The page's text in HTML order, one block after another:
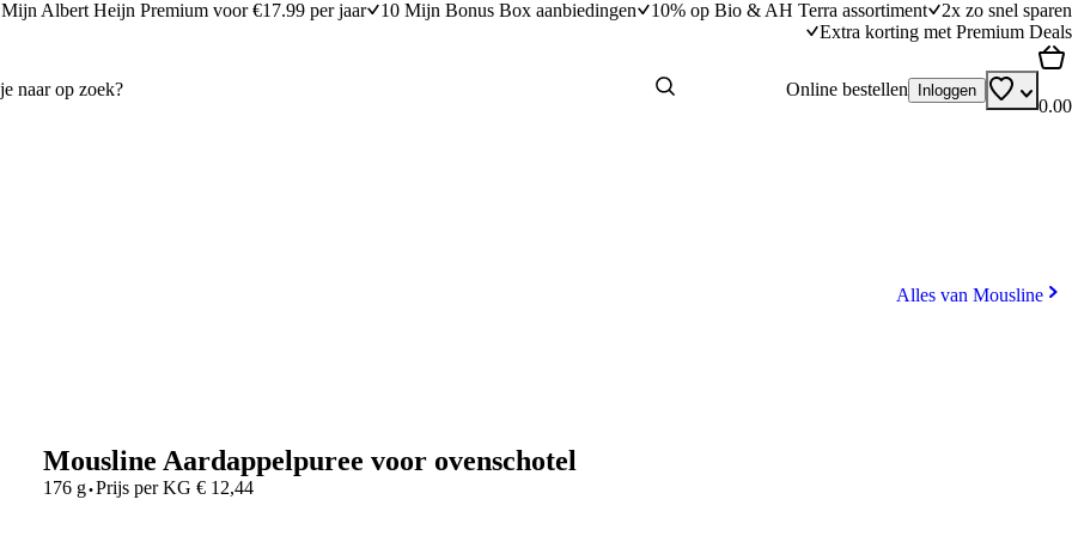
Mijn Albert Heijn Premium voor €17.99 per jaar 10 Mijn Bonus Box aanbiedingen 10% op Bio & AH Terra assortiment
2x zo snel sparen
Extra korting met Premium Deals
Online bestellen Inloggen
0.00
Alles van Mousline
Mousline Aardappelpuree voor ovenschotel
176 g·Prijs per KG € 12,44